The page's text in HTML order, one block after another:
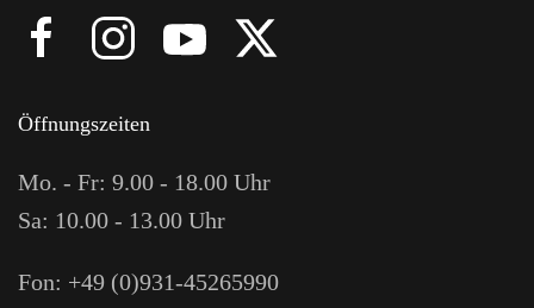
Öffnungszeiten
Mo. - Fr: 9.00 - 18.00 Uhr
Sa: 10.00 - 13.00 Uhr
Fon: +49 (0)931-45265990